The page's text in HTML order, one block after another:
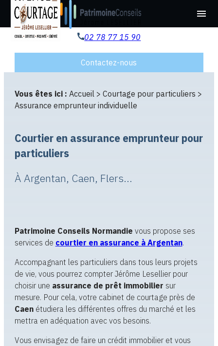
menu
02 78 77 15 90
Contactez-nous
Vous êtes ici : Accueil> Courtage pour particuliers >
Assurance emprunteur individuelle
Courtier en assurance emprunteur pour
particuliers
À Argentan, Caen, Flers…
Patrimoine Conseils Normandie vous propose ses
services de courtier en assurance à Argentan.
Accompagnant les particuliers dans tous leurs projets
de vie, vous pourrez compter Jérôme Lesellier pour
choisir une assurance de prêt immobilier sur
mesure. Pour cela, votre cabinet de courtage près de
Caenétudiera les différentes offres du marché et les
mettra en adéquation avec vos besoins.
Vous envisagez de faire un crédit immobilier et vous
Panneau de gestion des cookies